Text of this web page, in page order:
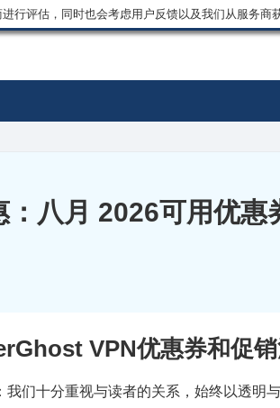
行评估，同时也会考虑用户反馈以及我们从服务商
：八月 2026可用优惠
VPN优惠券和促销
我们十分重视与读者的关系，始终以透明